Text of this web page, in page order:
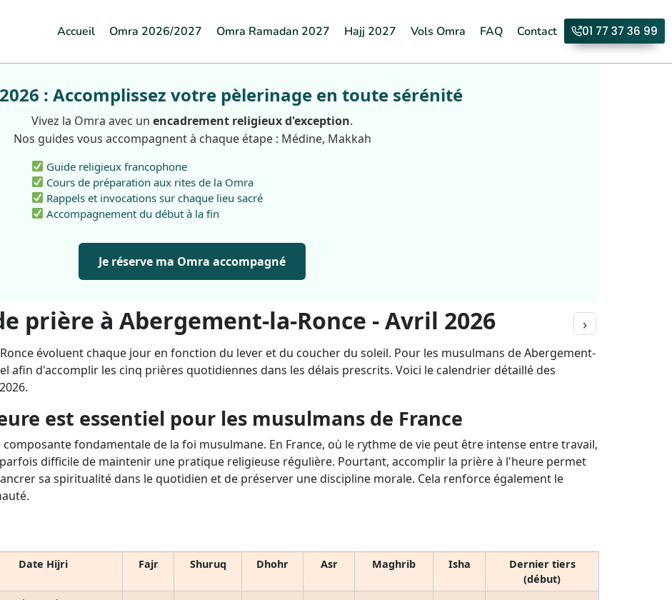
Accueil Omra 2026/2027 Omra Ramadan 2027 Hajj 2027 Vols Omra FAQ Contact 01 77 37 36 99
: Accomplissez votre pèlerinage en toute sérénité
Vivez la Omra avec un encadrement religieux d'exception.
Nos guides vous accompagnent à chaque étape : Médine, Makkah
Guide religieux francophone
Cours de préparation aux rites de la Omra
Rappels et invocations sur chaque lieu sacré
Accompagnement du début à la fin
Je réserve ma Omra accompagné
prière à Abergement-la-Ronce - Avril 2026 ›
évoluent chaque jour en fonction du lever et du coucher du soleil. Pour les musulmans de Abergement-
afin d'accomplir les cinq prières quotidiennes dans les délais prescrits. Voici le calendrier détaillé des
est essentiel pour les musulmans de France
fondamentale de la foi musulmane. En France, où le rythme de vie peut être intense entre travail,
difficile de maintenir une pratique religieuse régulière. Pourtant, accomplir la prière à l'heure permet
sa spiritualité dans le quotidien et de préserver une discipline morale. Cela renforce également le
Date Hijri Fajr Shuruq Dhohr Asr Maghrib Isha
Dernier tiers
(début)